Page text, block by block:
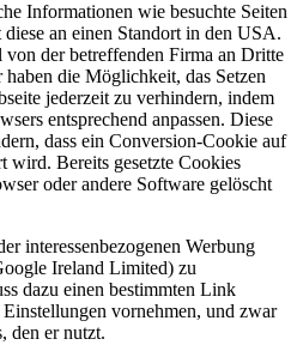
Informationen wie besuchte Seiten
an einen Standort in den USA.
der betreffenden Firma an Dritte
die Möglichkeit, das Setzen
jederzeit zu verhindern, indem
entsprechend anpassen. Diese
dass ein Conversion-Cookie auf
wird. Bereits gesetzte Cookies
oder andere Software gelöscht
interessenbezogenen Werbung
Ireland Limited) zu
dazu einen bestimmten Link
vornehmen, und zwar
den er nutzt.